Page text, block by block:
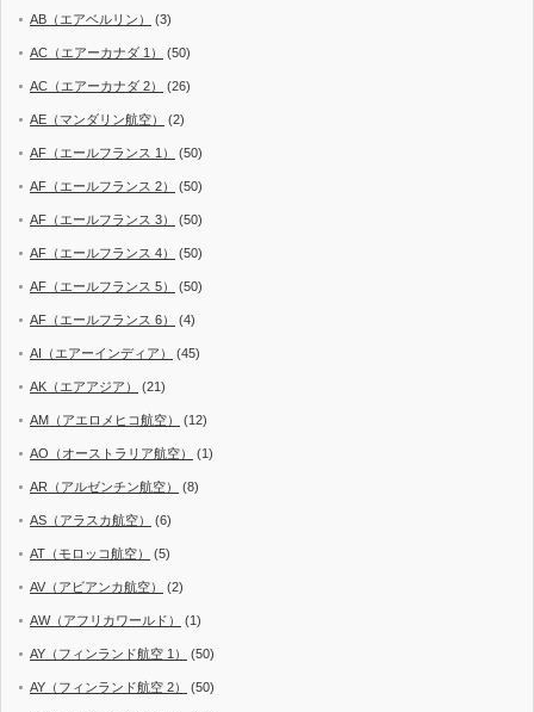
AB（エアベルリン） (3)
AC（エアーカナダ 1） (50)
AC（エアーカナダ 2） (26)
AE（マンダリン航空） (2)
AF（エールフランス 1） (50)
AF（エールフランス 2） (50)
AF（エールフランス 3） (50)
AF（エールフランス 4） (50)
AF（エールフランス 5） (50)
AF（エールフランス 6） (4)
AI（エアーインディア） (45)
AK（エアアジア） (21)
AM（アエロメヒコ航空） (12)
AO（オーストラリア航空） (1)
AR（アルゼンチン航空） (8)
AS（アラスカ航空） (6)
AT（モロッコ航空） (5)
AV（アビアンカ航空） (2)
AW（アフリカワールド） (1)
AY（フィンランド航空 1） (50)
AY（フィンランド航空 2） (50)